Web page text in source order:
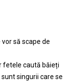
să scape de
fetele caută băieți
singurii care se